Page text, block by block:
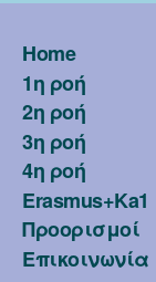
Home
1η ροή
2η ροή
3η ροή
4η ροή
Erasmus+Ka1
Προορισμοί
Επικοινωνία